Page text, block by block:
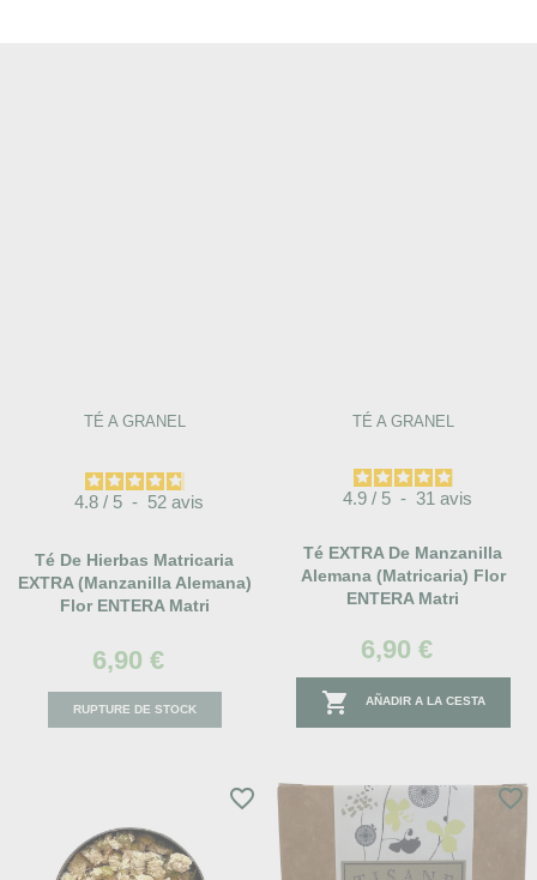
TÉ A GRANEL
4.8 / 5 - 52 avis
Té De Hierbas Matricaria
EXTRA (Manzanilla Alemana)
Flor ENTERA Matri
6,90 €
RUPTURE DE STOCK
TÉ A GRANEL
4.9 / 5 - 31 avis
Té EXTRA De Manzanilla
Alemana (Matricaria) Flor
ENTERA Matri
6,90 €
 AÑADIR A LA CESTA
favorite_border favorite_border